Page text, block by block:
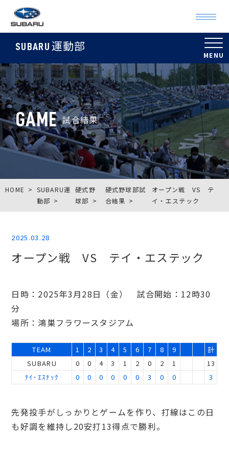
SUBARU 運動部
GAME 試合結果
HOME
SUBARU運
動部
硬式野
球部
硬式野球部試
合結果
オープン戦 VS テ
イ・エステック
2025.03.28
オープン戦 VS テイ・エステック
日時：2025年3月28日（金） 試合開始：12時30
分
場所：鴻巣フラワースタジアム
TEAM 1 2 3 4 5 6 7 8 9
計
SUBARU
0 0 4 3 1 2 0 2 1
13
ﾃｲ･ｴｽﾃｯｸ
0 0 0 0 0 0 3 0 0 3
先発投手がしっかりとゲームを作り、打線はこの日
も好調を維持し20安打13得点で勝利。